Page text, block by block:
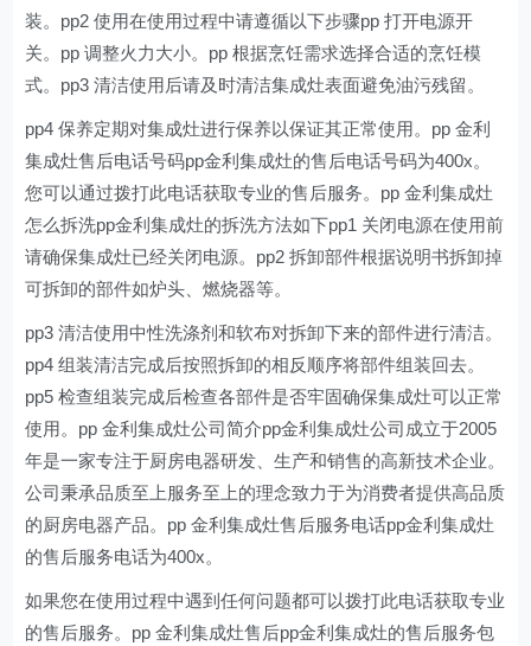
装。pp2 使用在使用过程中请遵循以下步骤pp 打开电源开
关。pp 调整火力大小。pp 根据烹饪需求选择合适的烹饪模
式。pp3 清洁使用后请及时清洁集成灶表面避免油污残留。
pp4 保养定期对集成灶进行保养以保证其正常使用。pp 金利
集成灶售后电话号码pp金利集成灶的售后电话号码为400x。
您可以通过拨打此电话获取专业的售后服务。pp 金利集成灶
怎么拆洗pp金利集成灶的拆洗方法如下pp1 关闭电源在使用前
请确保集成灶已经关闭电源。pp2 拆卸部件根据说明书拆卸掉
可拆卸的部件如炉头、燃烧器等。
pp3 清洁使用中性洗涤剂和软布对拆卸下来的部件进行清洁。
pp4 组装清洁完成后按照拆卸的相反顺序将部件组装回去。
pp5 检查组装完成后检查各部件是否牢固确保集成灶可以正常
使用。pp 金利集成灶公司简介pp金利集成灶公司成立于2005
年是一家专注于厨房电器研发、生产和销售的高新技术企业。
公司秉承品质至上服务至上的理念致力于为消费者提供高品质
的厨房电器产品。pp 金利集成灶售后服务电话pp金利集成灶
的售后服务电话为400x。
如果您在使用过程中遇到任何问题都可以拨打此电话获取专业
的售后服务。pp 金利集成灶售后pp金利集成灶的售后服务包